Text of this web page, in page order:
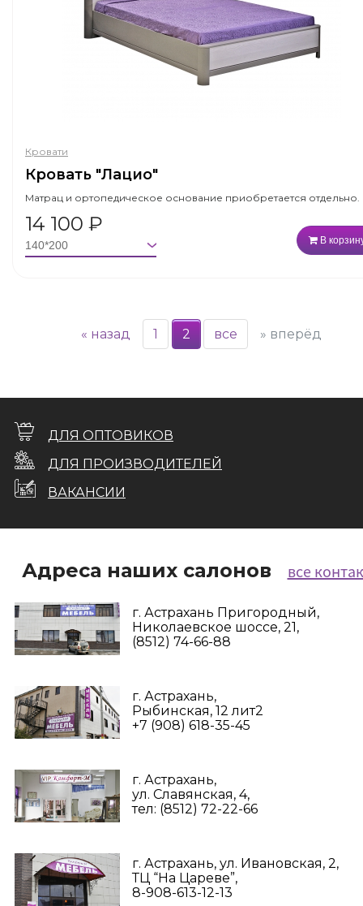
Кровати
Кровать "Лацио"
Матрац и ортопедическое основание приобретается отдельно.
14 100 ₽
В
« назад 1 2 все » вперёд
ДЛЯ ОПТОВИКОВ
ДЛЯ ПРОИЗВОДИТЕЛЕЙ
ВАКАНСИИ
Адреса наших салонов все
г. Астрахань Пригородный,
Николаевское шоссе, 21,
(8512) 74-66-88
г. Астрахань,
Рыбинская, 12 лит2
+7 (908) 618-35-45‬
г. Астрахань,
ул. Славянская, 4,
тел: (8512) 72-22-66
г. Астрахань, ул. Ивановская, 2,
ТЦ “На Цареве”,
8-908-613-12-13